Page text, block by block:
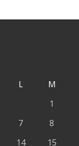
L
M
1
7
8
14
15